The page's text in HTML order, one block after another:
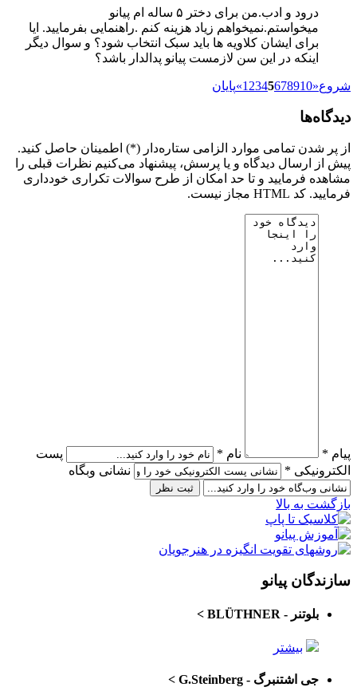
درود و ادب.من برای دختر ۵ ساله ام پیانو
میخواستم.نمیخواهم زیاد هزینه کنم .راهنمایی بفرمایید. ایا
برای ایشان کلاویه ها باید سبک انتخاب شود؟ و سوال دیگر
اینکه در این سن لازمست پیانو پدالدار باشد؟
شروع«
1 2345678910
»پایان
دیدگاه‌ها
از پر شدن تمامی موارد الزامی ستاره‌دار (*) اطمینان حاصل کنید.
پیش از ارسال دیدگاه و یا پرسش، پیشنهاد می‌کنیم نظرات قبلی را
مشاهده فرمایید و تا حد امکان از طرح سوالات تکراری خودداری
فرمایید. کد HTML مجاز نیست.
پیام * نام *
پست
الکترونیکی *
نشانی وبگاه
بازگشت به بالا
سازندگان پیانو
بلوتنر - BLÜTHNER >
بیشتر
جی اشتنبرگ - G.Steinberg >